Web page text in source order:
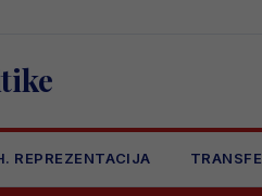
REPREZENTACIJA